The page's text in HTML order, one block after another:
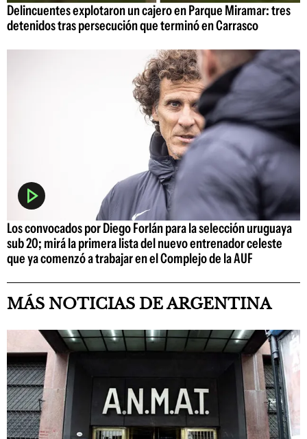
Delincuentes explotaron un cajero en Parque Miramar: tres
detenidos tras persecución que terminó en Carrasco
Los convocados por Diego Forlán para la selección uruguaya
sub 20; mirá la primera lista del nuevo entrenador celeste
que ya comenzó a trabajar en el Complejo de la AUF
MÁS NOTICIAS DE ARGENTINA